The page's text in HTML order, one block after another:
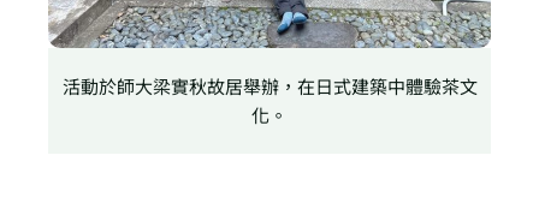
活動於師大梁實秋故居舉辦，在日式建築中體驗茶文
化。